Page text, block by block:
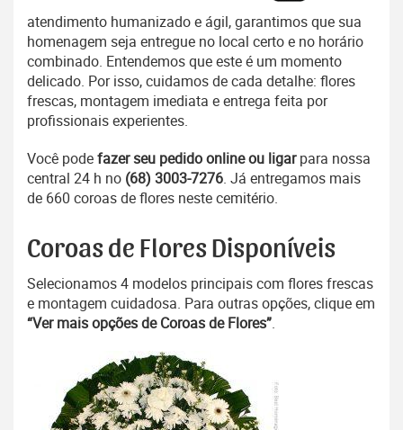
atendimento humanizado e ágil, garantimos que sua
homenagem seja entregue no local certo e no horário
combinado. Entendemos que este é um momento
delicado. Por isso, cuidamos de cada detalhe: flores
frescas, montagem imediata e entrega feita por
profissionais experientes.
Você podefazer seu pedido online ou ligarpara nossa
central 24 h no (68) 3003-7276. Já entregamos mais
de 660 coroas de flores neste cemitério.
Coroas de Flores Disponíveis
Selecionamos 4 modelos principais com flores frescas
e montagem cuidadosa. Para outras opções, clique em
“Ver mais opções de Coroas de Flores”.